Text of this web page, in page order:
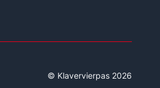
© Klavervierpas 2026